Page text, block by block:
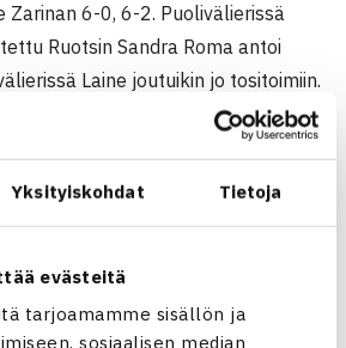
Yksityiskohdat Tietoja
evästeitä
tarjoamamme sisällön ja
sosiaalisen median
Zarinan 6-0, 6-2. Puolivälierissä
Ruotsin Sandra Roma antoi
Laine joutuikin jo tositoimiin.
Anna Orlik, joka edellisellä
Tampereen naisten 10.000$
Romalle, pakotti Laineen
ITF-turnauksen kaksinpelivoitto
on tammikuulta Glasgow’sta.